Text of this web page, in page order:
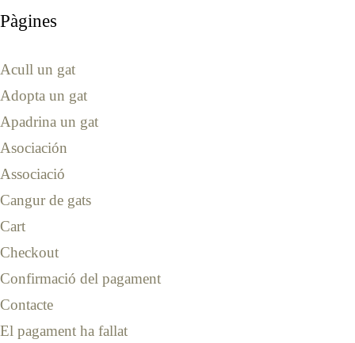
Pàgines
Acull un gat
Adopta un gat
Apadrina un gat
Asociación
Associació
Cangur de gats
Cart
Checkout
Confirmació del pagament
Contacte
El pagament ha fallat